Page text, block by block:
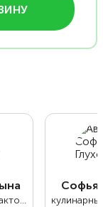
кулинарный редактор Food.ru
Софья